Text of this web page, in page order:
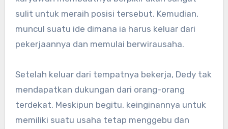
sulit untuk meraih posisi tersebut. Kemudian,
muncul suatu ide dimana ia harus keluar dari
pekerjaannya dan memulai berwirausaha.
Setelah keluar dari tempatnya bekerja, Dedy tak
mendapatkan dukungan dari orang-orang
terdekat. Meskipun begitu, keinginannya untuk
memiliki suatu usaha tetap menggebu dan